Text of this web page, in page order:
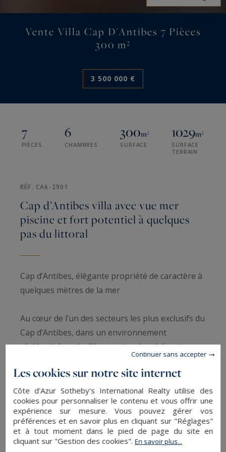
Vente Villa Cap D'Antibes 7 Pièces
300 m²
3 500 000 €
7
PIÈCES
6
CHAMBRES
300m²
SURFACE
1029m²
SURFACE
TERRAIN
RÉF. CA6-2901
Cap d’Antibes villa avec vue mer
piscine et fort potentiel à quelques
pas du littoral
Cap d’Antibes, élégante propriété de caractère à
quelques mètres de la mer
Au cœur de l’un des secteurs les plus exclusifs du
Cap d’Antibes, dans un environnement
résidentiel particulièrement recherché, cette
rare à quelques pas seulement du littoral et des
criques emblématiques de la presqu’île.
Développant environ 300 m², la villa séduit par
son authenticité, ses volumes généreux et son
remarquable potentiel de transformation pour
Les cookies sur notre site internet
Côte d'Azur Sotheby's International Realty utilise des
cookies pour personnaliser le contenu et vous offrir une
expérience sur mesure. Vous pouvez gérer vos
préférences et en savoir plus en cliquant sur "Réglages"
et à tout moment dans le pied de page du site en
cliquant sur "Gestion des cookies".En savoir plus...
Continuer sans accepter